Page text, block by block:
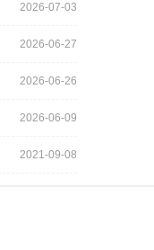
2026-07-03
2026-06-27
2026-06-26
2026-06-09
2021-09-08